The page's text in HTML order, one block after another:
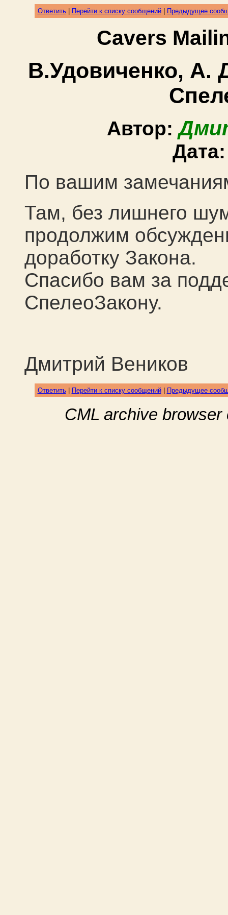
Ответить| Перейти к списку сообщений| Предыдущее
Cavers
В.Удовиченко, А.
Автор:
По вашим
Там, без лишнего
продолжим
доработку Закона.
Спасибо вам за
СпелеоЗакону.
Дмитрий Веников
Ответить| Перейти к списку сообщений| Предыдущее
CML archive